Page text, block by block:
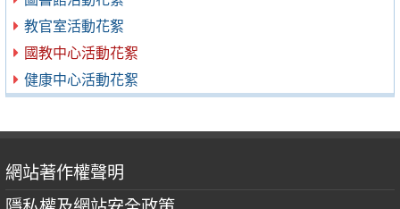
教官室活動花絮
國教中心活動花絮
健康中心活動花絮
網站著作權聲明